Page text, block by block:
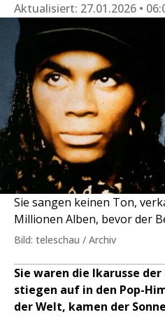
Aktualisiert: 27.01.2026 •
Sie sangen keinen Ton,
Millionen Alben, bevor der
Bild: teleschau / Archiv
Sie waren die Ikarusse
stiegen auf in den Pop-
der Welt, kamen der